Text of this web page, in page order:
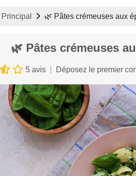
Principal 🌿 Pâtes crémeuses aux
🌿 Pâtes crémeuses
5 avis Déposez le premier